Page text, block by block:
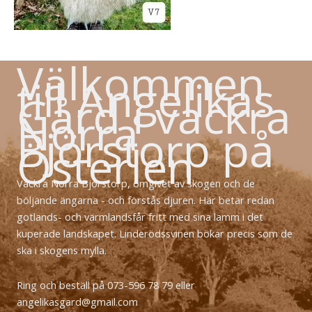
Välkommen
till Angelikas
Gård i vackra
Norra
Björstorp på
Österlen
Vackra Norra Björstorp, omgivet av skogen och de
böljande ängarna - och förstås djuren. Här betar redan
gotlands- och värmlandsfår fritt med sina lamm i det
kuperade landskapet. Linderödssvinen bökar precis som de
ska i skogens mylla.
Ring och beställ på 073-596 78 79 eller
angelikasgard@gmail.com